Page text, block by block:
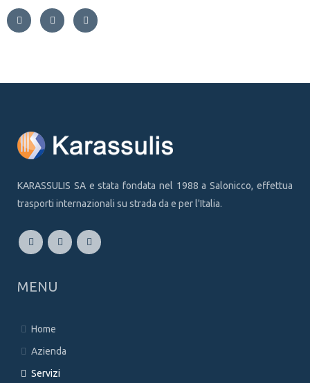
KARASSULIS SA e stata fondata nel 1988 a Salonicco, effettua
trasporti internazionali su strada da e per l'Italia.
MENU
Home
Azienda
Servizi